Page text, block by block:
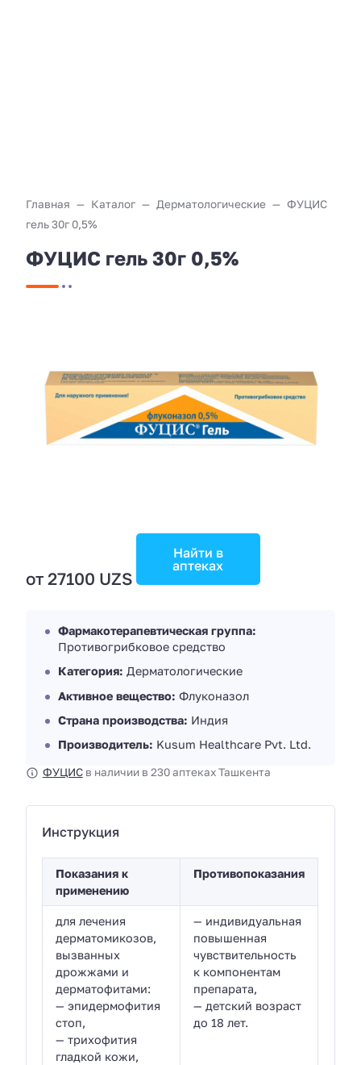
Главная Каталог Дерматологические
ФУЦИС
гель 30г 0,5%
ФУЦИС гель 30г 0,5%
от 27100 UZS
Найти в
аптеках
Фармакотерапевтическая группа:
Противогрибковое средство
Категория: Дерматологические
Активное вещество: Флуконазол
Страна производства: Индия
Производитель: Kusum Healthcare Pvt. Ltd.
ФУЦИСв наличии в 230 аптеках Ташкента
Инструкция
Показания к
применению
Противопоказания
для лечения
дерматомикозов,
вызванных
дрожжами и
дерматофитами:
— эпидермофития
стоп,
— трихофития
гладкой кожи,
— индивидуальная
повышенная
чувствительность
к компонентам
препарата,
— детский возраст
до 18 лет.